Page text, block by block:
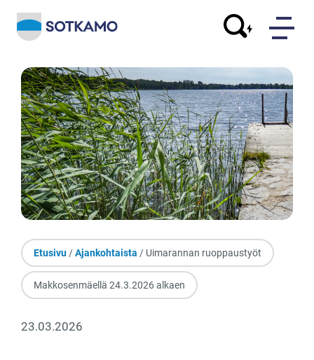
Etusivu/Ajankohtaista / Uimarannan ruoppaustyöt
Makkosenmäellä 24.3.2026 alkaen
23.03.2026